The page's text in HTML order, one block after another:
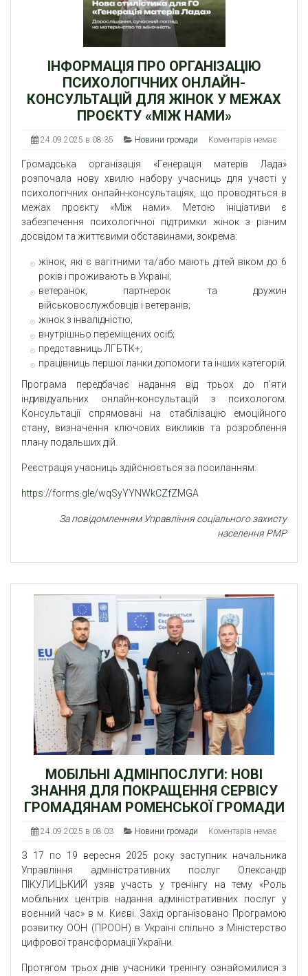
ІНФОРМАЦІЯ ПРО ОРГАНІЗАЦІЮ
ПСИХОЛОГІЧНИХ ОНЛАЙН-
КОНСУЛЬТАЦІЙ ДЛЯ ЖІНОК У МЕЖАХ
ПРОЄКТУ «МІЖ НАМИ»
24.09.2025 в 08:35 Новини громади Коментарів немає
Громадська організація «Генерація матерів Лада»
розпочала нову хвилю набору учасниць для участі у
психологічних онлайн-консультаціях, що проводяться в
межах проєкту «Між нами». Метою ініціативи є
забезпечення психологічної підтримки жінок з різним
досвідом та життєвими обставинами, зокрема:
жінок, які є вагітними та/або мають дітей віком до 6
років і проживають в Україні;
ветеранок, партнерок та дружин
військовослужбовців і ветеранів;
жінок з інвалідністю;
внутрішньо переміщених осіб;
представниць ЛГБТК+;
працівниць першої ланки допомоги та інших категорій.
Програма передбачає надання від трьох до п’яти
індивідуальних онлайн-консультацій з психологом.
Консультації спрямовані на стабілізацію емоційного
стану, визначення ключових викликів та розроблення
плану подальших дій.
Реєстрація учасниць здійснюється за посиланням:
https://forms.gle/wqSyYYNWkCZfZMGA
За повідомленням Управління соціального захисту
населення РМР
МОБІЛЬНІ АДМІНПОСЛУГИ: НОВІ
ЗНАННЯ ДЛЯ ПОКРАЩЕННЯ СЕРВІСУ
ГРОМАДЯНАМ РОМЕНСЬКОЇ ГРОМАДИ
24.09.2025 в 08:03 Новини громади Коментарів немає
З 17 по 19 вересня 2025 року заступник начальника
Управління адміністративних послуг Олександр
ПІКУЛИЦЬКИЙ узяв участь у тренінгу на тему «Роль
мобільних центрів надання адміністративних послуг у
воєнний час» в м. Києві. Захід організовано Програмою
розвитку ООН (ПРООН) в Україні спільно з Міністерство
цифрової трансформації України.
Протягом трьох днів учасники тренінгу ознайомилися з